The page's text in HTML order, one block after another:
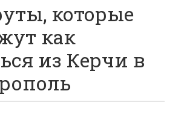
которые
как
из Керчи в